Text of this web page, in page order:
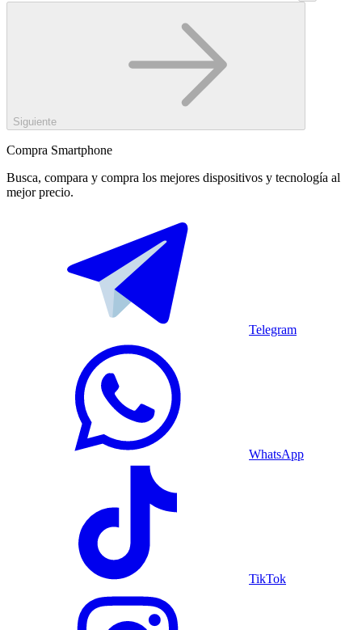
Siguiente
Compra Smartphone
Busca, compara y compra los mejores dispositivos y tecnología al
mejor precio.
Telegram
WhatsApp
TikTok